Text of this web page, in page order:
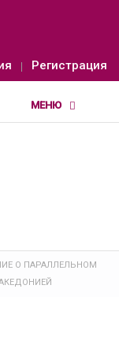
Регистрация
О ПАРАЛЛЕЛЬНОМ